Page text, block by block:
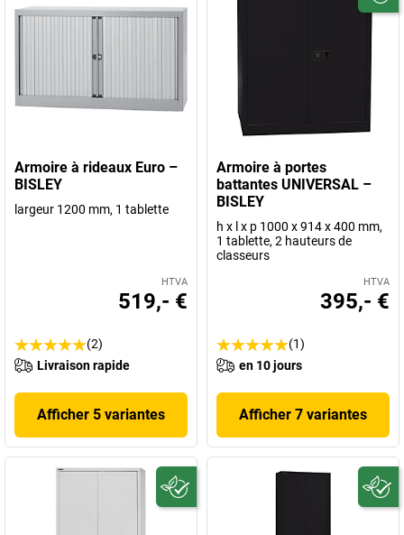
Armoire à rideaux Euro –
BISLEY
largeur 1200 mm, 1 tablette
HTVA
519,- €
(2)
Livraison rapide
Afficher 5 variantes
Armoire à portes
battantes UNIVERSAL –
BISLEY
h x l x p 1000 x 914 x 400 mm,
1 tablette, 2 hauteurs de
classeurs
HTVA
395,- €
(1)
en 10 jours
Afficher 7 variantes